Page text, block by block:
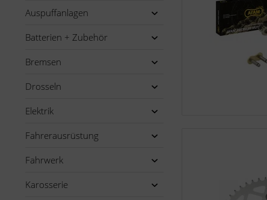
Auspuffanlagen
Batterien + Zubehör
Bremsen
Drosseln
Elektrik
Fahrerausrüstung
Fahrwerk
Karosserie